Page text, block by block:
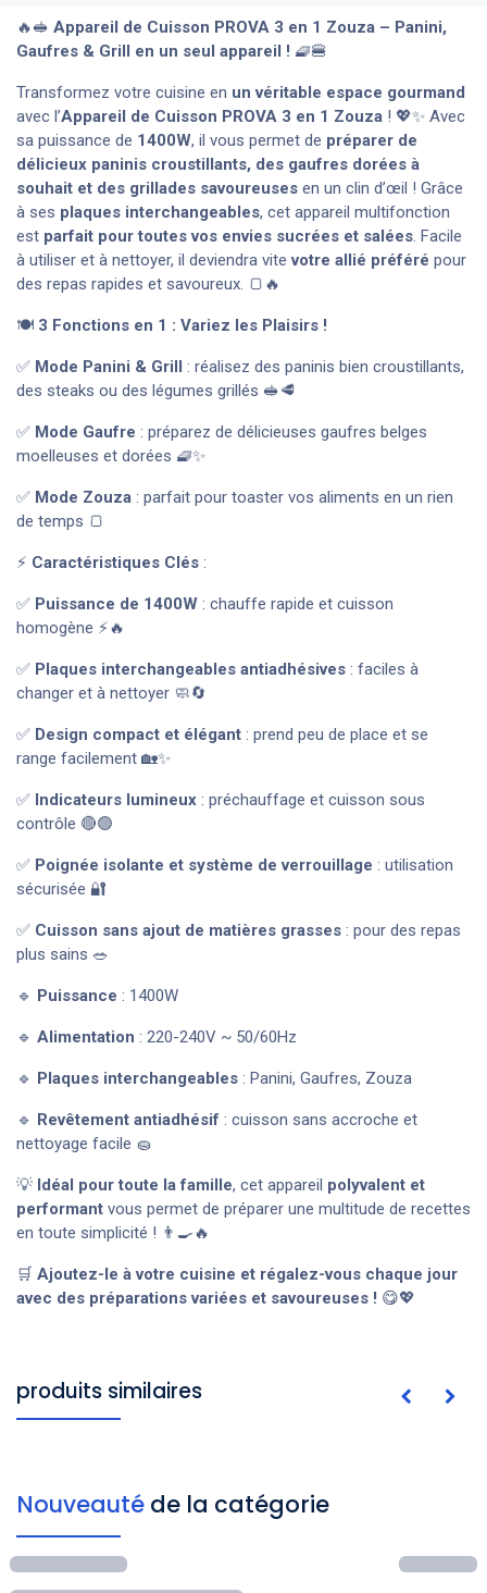
🔥🥪 Appareil de Cuisson PROVA 3 en 1 Zouza – Panini,
Gaufres & Grill en un seul appareil ! 🧇🍔
Transformez votre cuisine en un véritable espace gourmand
avec l’Appareil de Cuisson PROVA 3 en 1 Zouza ! 💖✨ Avec
sa puissance de 1400W, il vous permet de préparer de
délicieux paninis croustillants, des gaufres dorées à
souhait et des grillades savoureuses en un clin d’œil ! Grâce
à ses plaques interchangeables, cet appareil multifonction
est parfait pour toutes vos envies sucrées et salées. Facile
à utiliser et à nettoyer, il deviendra vitevotre allié préféré pour
des repas rapides et savoureux. 🍞🔥
🍽️ 3 Fonctions en 1 : Variez les Plaisirs !
✅ Mode Panini & Grill : réalisez des paninis bien croustillants,
des steaks ou des légumes grillés 🥪🥩
✅ Mode Gaufre : préparez de délicieuses gaufres belges
moelleuses et dorées 🧇✨
✅ Mode Zouza : parfait pour toaster vos aliments en un rien
de temps 🍞
⚡ Caractéristiques Clés :
✅ Puissance de 1400W : chauffe rapide et cuisson
homogène ⚡🔥
✅ Plaques interchangeables antiadhésives : faciles à
changer et à nettoyer 🧼🔄
✅ Design compact et élégant : prend peu de place et se
range facilement 🏡✨
✅ Indicateurs lumineux : préchauffage et cuisson sous
contrôle 🔴🟢
✅ Poignée isolante et système de verrouillage : utilisation
sécurisée 🔐
✅ Cuisson sans ajout de matières grasses : pour des repas
plus sains 🥗
🔹 Puissance : 1400W
🔹 Alimentation : 220-240V ~ 50/60Hz
🔹 Plaques interchangeables : Panini, Gaufres, Zouza
🔹 Revêtement antiadhésif : cuisson sans accroche et
nettoyage facile 🧽
💡 Idéal pour toute la famille, cet appareil polyvalent et
performant vous permet de préparer une multitude de recettes
en toute simplicité ! 👨‍🍳🔥
🛒 Ajoutez-le à votre cuisine et régalez-vous chaque jour
avec des préparations variées et savoureuses ! 😋💖
produits similaires
Nouveauté de la catégorie